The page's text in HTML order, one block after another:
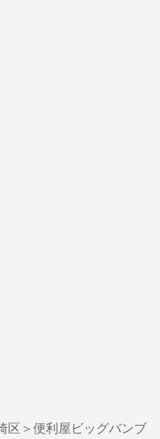
区＞便利屋ビッグバンブ